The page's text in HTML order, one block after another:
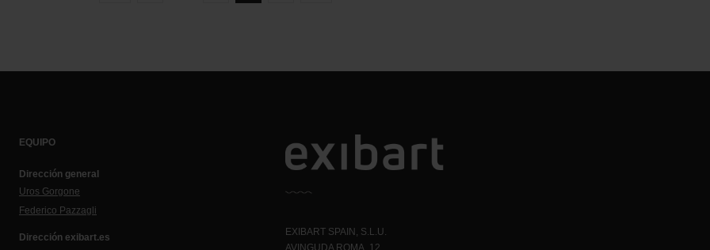
EQUIPO
Dirección general
Uros Gorgone
Federico Pazzagli
Dirección exibart.es
EXIBART SPAIN, S.L.U.